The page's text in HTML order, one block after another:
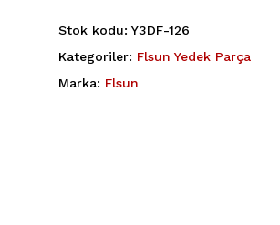
Stok kodu: Y3DF-126
Kategoriler: Flsun Yedek Parça
Marka: Flsun